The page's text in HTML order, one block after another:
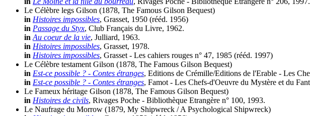
Le Célèbre legs Gilson (1878, The Famous Gilson Bequest)
in Histoires impossibles, Grasset, 1950 (rééd. 1956)
in Passage du Styx, Club Français du Livre, 1962.
in Au coeur de la vie, Julliard, 1963.
in Histoires impossibles, Grasset, 1978.
in Histoires impossibles, Grasset - Les cahiers rouges n° 47, 1985 (rééd. 1997)
Le Célèbre testament Gilson (1878, The Famous Gilson Bequest)
in Est-ce possible ? - Contes étranges, Editions de Crémille/Editions de l'Erable - Les
in Est-ce possible ? - Contes étranges, Famot - Les Chefs-d'Oeuvre du Mystère et du
Le Fameux héritage Gilson (1878, The Famous Gilson Bequest)
in Histoires de civils, Rivages Poche - Bibliothèque Etrangère n° 100, 1993.
Le Naufrage du Morrow (1879, My Shipwreck / A Psychological Shipwreck)